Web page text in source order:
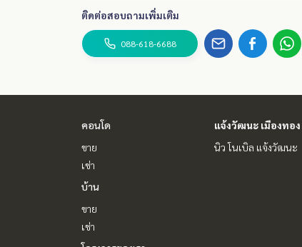
ติดต่อสอบถามเพิ่มเติม
088-618-6688
คอนโด
ขาย
เช่า
บ้าน
ขาย
เช่า
แจ้งวัฒนะ เมืองทอง
นิว โนเบิล แจ้งวัฒนะ